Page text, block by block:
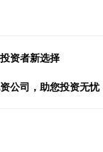
资者新选择
公司，助您投资无忧